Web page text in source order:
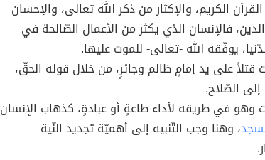
الكريم، والإكثار من ذكر الله تعالى، والإحسان
فالإنسان الذي يكثر من الأعمال الصّالحة في
يوفّقه الله -تعالى- للموت عليها.
قتلاً على يد إمامٍ ظالم وجائرٍ، من خلال قوله الحقّ،
الصّلاح.
وهو في طريقه لأداء طاعةٍ أو عبادةٍ، كذهاب الإنسان
، وهنا وجب التّنبيه إلى أهميّة تجديد النّية